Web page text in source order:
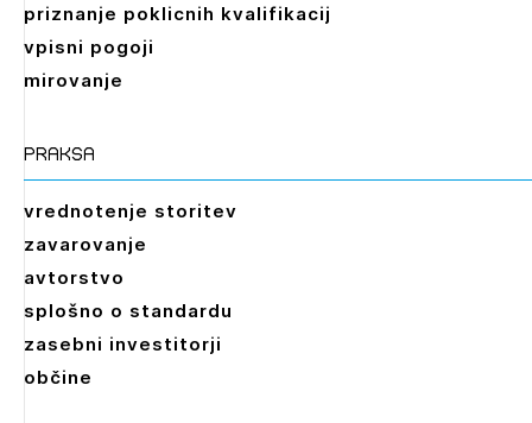
priznanje poklicnih kvalifikacij
vpisni pogoji
mirovanje
praksa
vrednotenje storitev
zavarovanje
avtorstvo
splošno o standardu
zasebni investitorji
občine